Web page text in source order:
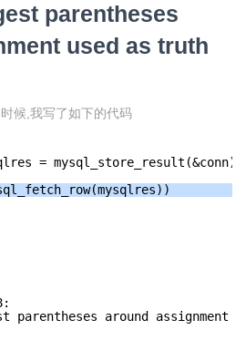
parentheses
used as truth
候,我写了如下的代码
= mysql_store_result(&conn);
parentheses around assignment